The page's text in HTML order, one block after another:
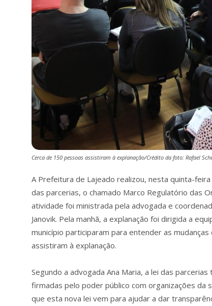
Cerca de 150 pessoas assistiram à explanação/Crédito da foto: Rafael
A Prefeitura de Lajeado realizou, nesta quinta-
das parcerias, o chamado Marco Regulatório das
atividade foi ministrada pela advogada e
Janovik. Pela manhã, a explanação foi dirigida a
município participaram para entender as
assistiram à explanação.
Segundo a advogada Ana Maria, a lei das
firmadas pelo poder público com organizações da
que esta nova lei vem para ajudar a dar